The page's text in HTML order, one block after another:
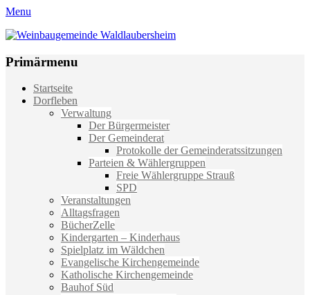
Menu
Weinbaugemeinde Waldlaubersheim
Primärmenu
Weiter
zum
Startseite
Dorfleben
Verwaltung
Der Bürgermeister
Der Gemeinderat
Protokolle der Gemeinderatssitzungen
Parteien & Wählergruppen
Freie Wählergruppe Strauß
SPD
Veranstaltungen
Alltagsfragen
BücherZelle
Kindergarten – Kinderhaus
Spielplatz im Wäldchen
Evangelische Kirchengemeinde
Katholische Kirchengemeinde
Bauhof Süd